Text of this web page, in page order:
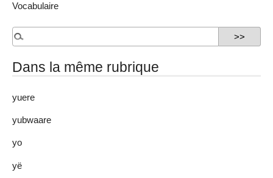
Vocabulaire
Dans la même rubrique
yuere
yubwaare
yo
yë